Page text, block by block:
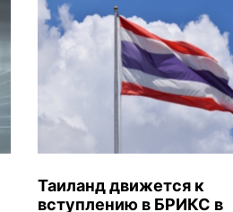
Таиланд движется к
вступлению в БРИКС в